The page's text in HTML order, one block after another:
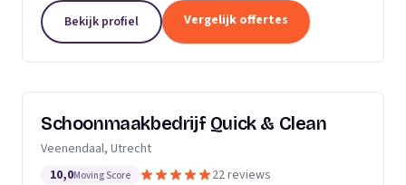
Kantoor panden Scholen Zwembaden Vakantie
parkeren Traphuizen...
Bekijk profiel Vergelijk offertes
Schoonmaakbedrijf Quick & Clean
Veenendaal, Utrecht
10,0Moving Score 22 reviews